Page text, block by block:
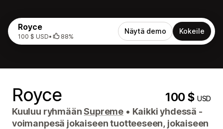
Royce
100 $ USD• 88%
Näytä demo Kokeile
Royce 100 $USD
Kuuluu ryhmäänSupreme • Kaikki yhdessä -
voimanpesä jokaiseen tuotteeseen, jokaiseen